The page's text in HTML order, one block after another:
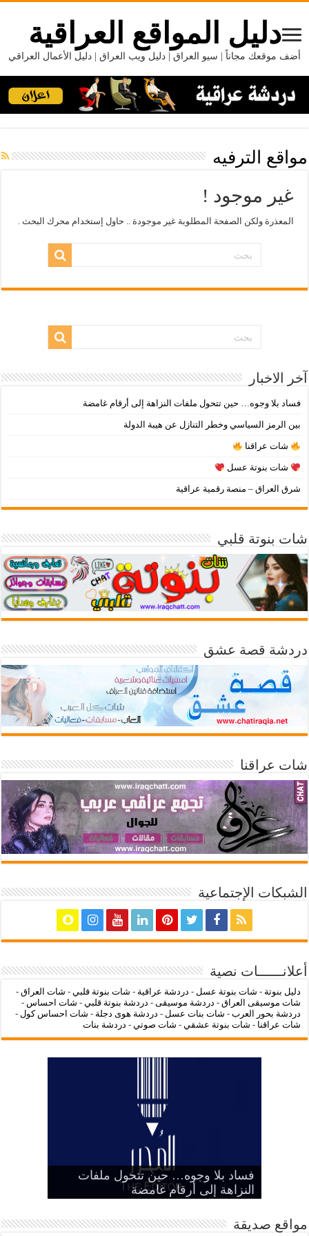
دليل المواقع العراقية
أضف موقعك مجاناً | سيو العراق | دليل ويب العراق | دليل الأعمال العراقي
مواقع الترفيه
غير موجود !
المعذرة ولكن الصفحة المطلوبة غير موجودة .. حاول إستخدام محرك البحث .
آخر الاخبار
فساد بلا وجوه… حين تتحول ملفات النزاهة إلى أرقام غامضة
بين الرمز السياسي وخطر التنازل عن هيبة الدولة
شات عراقنا
شات بنوتة عسل
شرق العراق – منصة رقمية عراقية
شات بنوتة قلبي
دردشة قصة عشق
شات عراقنا
الشبكات الإجتماعية
أعلانــــــات نصية
دليل بنوتة - شات بنوتة عسل - دردشة عراقية - شات بنوتة قلبي - شات العراق-
شات موسيقى العراق - دردشة موسيقى - دردشة بنوتة قلبي - شات احساس -
دردشة بحور العرب - شات بنات عسل - دردشة هوى دجلة - شات احساس كول -
شات عراقنا - شات بنوتة عشقي - شات صوتي - دردشة بنات
فساد بلا وجوه… حين تتحول ملفات
النزاهة إلى أرقام غامضة
بين الرمز السياسي وخطر التنازل عن
هيبة الدولة
شات عراقنا
شات بنوتة عسل
‌‌‌LC Waikiki: عنوان التسوق عبر
الإنترنت لشراء الملابس الأنيقة
مواقع صديقة